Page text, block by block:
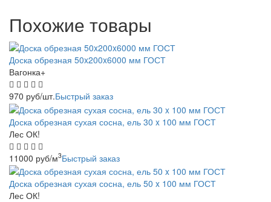
Похожие товары
Доска обрезная 50x200x6000 мм ГОСТ
Вагонка+
970 руб/шт.Быстрый заказ
Доска обрезная сухая сосна, ель 30 x 100 мм ГОСТ
Лес ОК!
11000 руб/м3Быстрый заказ
Доска обрезная сухая сосна, ель 50 x 100 мм ГОСТ
Лес ОК!